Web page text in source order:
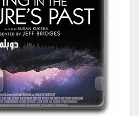
کیهان / نجوم
گردشگری
مسابقات / ورزشی
مستند های اختصاصی